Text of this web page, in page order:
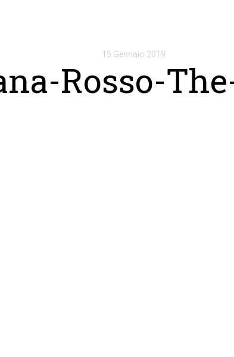
15 Gennaio 2019
Rosso-